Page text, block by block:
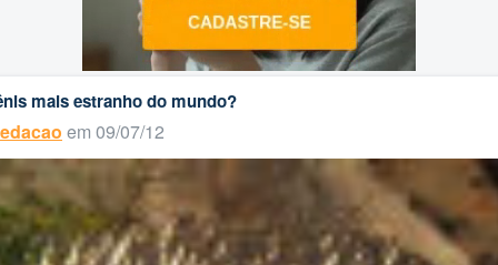
mais estranho do mundo?
em 09/07/12